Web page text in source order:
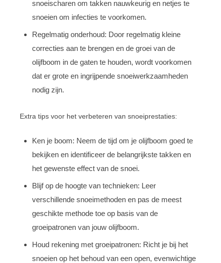
snoeischaren om takken nauwkeurig en netjes te
snoeien om infecties te voorkomen.
Regelmatig onderhoud: Door regelmatig kleine
correcties aan te brengen en de groei van de
olijfboom in de gaten te houden, wordt voorkomen
dat er grote en ingrijpende snoeiwerkzaamheden
nodig zijn.
Extra tips voor het verbeteren van snoeiprestaties:
Ken je boom: Neem de tijd om je olijfboom goed te
bekijken en identificeer de belangrijkste takken en
het gewenste effect van de snoei.
Blijf op de hoogte van technieken: Leer
verschillende snoeimethoden en pas de meest
geschikte methode toe op basis van de
groeipatronen van jouw olijfboom.
Houd rekening met groeipatronen: Richt je bij het
snoeien op het behoud van een open, evenwichtige